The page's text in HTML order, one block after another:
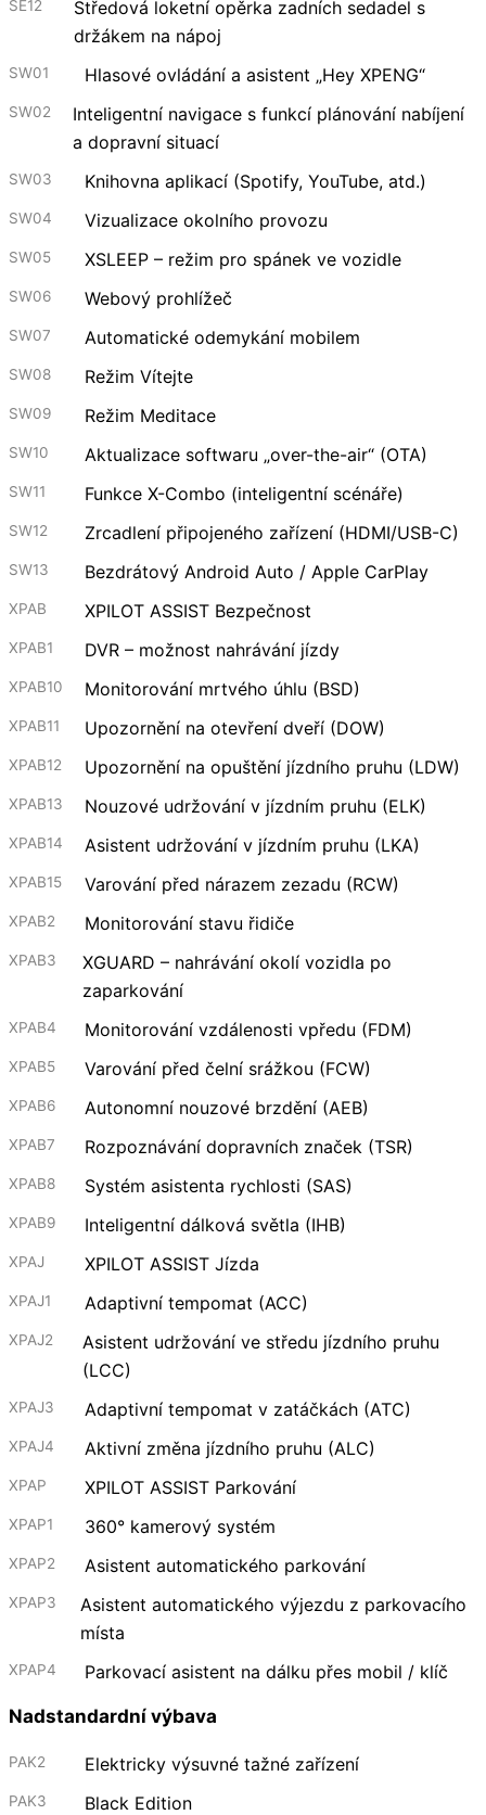
SE12
Středová loketní opěrka zadních sedadel s
držákem na nápoj
SW01 Hlasové ovládání a asistent „Hey XPENG“
SW02
Inteligentní navigace s funkcí plánování nabíjení
a dopravní situací
SW03 Knihovna aplikací (Spotify, YouTube, atd.)
SW04 Vizualizace okolního provozu
SW05 XSLEEP – režim pro spánek ve vozidle
SW06 Webový prohlížeč
SW07 Automatické odemykání mobilem
SW08 Režim Vítejte
SW09 Režim Meditace
SW10 Aktualizace softwaru „over-the-air“ (OTA)
SW11 Funkce X-Combo (inteligentní scénáře)
SW12 Zrcadlení připojeného zařízení (HDMI/USB-C)
SW13 Bezdrátový Android Auto / Apple CarPlay
XPAB XPILOT ASSIST Bezpečnost
XPAB1 DVR – možnost nahrávání jízdy
XPAB10 Monitorování mrtvého úhlu (BSD)
XPAB11 Upozornění na otevření dveří (DOW)
XPAB12 Upozornění na opuštění jízdního pruhu (LDW)
XPAB13 Nouzové udržování v jízdním pruhu (ELK)
XPAB14 Asistent udržování v jízdním pruhu (LKA)
XPAB15 Varování před nárazem zezadu (RCW)
XPAB2 Monitorování stavu řidiče
XPAB3
XGUARD – nahrávání okolí vozidla po
zaparkování
XPAB4 Monitorování vzdálenosti vpředu (FDM)
XPAB5 Varování před čelní srážkou (FCW)
XPAB6 Autonomní nouzové brzdění (AEB)
XPAB7 Rozpoznávání dopravních značek (TSR)
XPAB8 Systém asistenta rychlosti (SAS)
XPAB9 Inteligentní dálková světla (IHB)
XPAJ XPILOT ASSIST Jízda
XPAJ1 Adaptivní tempomat (ACC)
XPAJ2
Asistent udržování ve středu jízdního pruhu
(LCC)
XPAJ3 Adaptivní tempomat v zatáčkách (ATC)
XPAJ4 Aktivní změna jízdního pruhu (ALC)
XPAP XPILOT ASSIST Parkování
XPAP1 360° kamerový systém
XPAP2 Asistent automatického parkování
XPAP3
Asistent automatického výjezdu z parkovacího
místa
XPAP4 Parkovací asistent na dálku přes mobil / klíč
Nadstandardní výbava
PAK2 Elektricky výsuvné tažné zařízení
PAK3 Black Edition